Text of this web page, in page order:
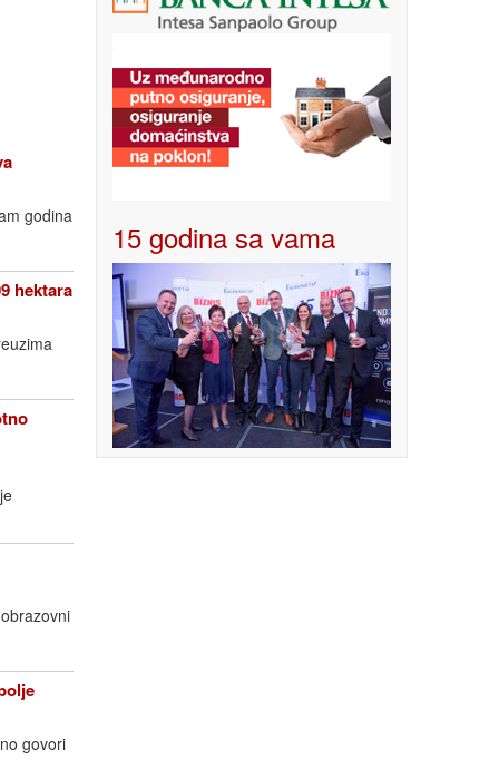
godina
hektara
govori
15 godina sa vama